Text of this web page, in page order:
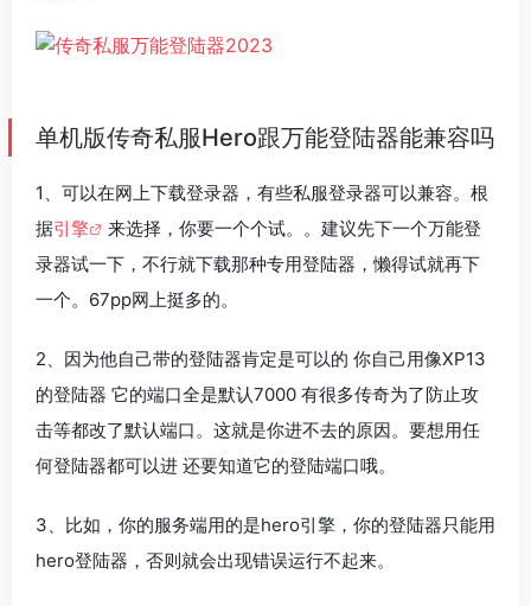
单机版传奇私服Hero跟万能登陆器能兼容吗
1、可以在网上下载登录器，有些私服登录器可以兼容。根
据引擎
来选择，你要一个个试。。建议先下一个万能登
录器试一下，不行就下载那种专用登陆器，懒得试就再下
一个。67pp网上挺多的。
2、因为他自己带的登陆器肯定是可以的 你自己用像XP13
的登陆器 它的端口全是默认7000 有很多传奇为了防止攻
击等都改了默认端口。这就是你进不去的原因。要想用任
何登陆器都可以进 还要知道它的登陆端口哦。
3、比如，你的服务端用的是hero引擎，你的登陆器只能用
hero登陆器，否则就会出现错误运行不起来。